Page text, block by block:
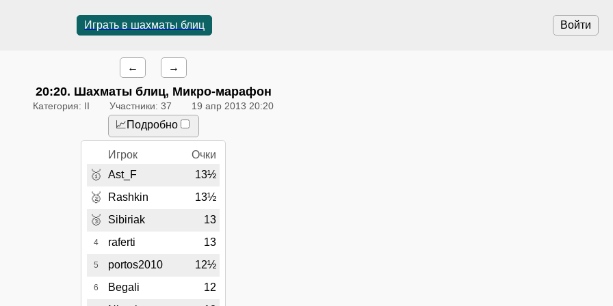
Войти
Играть в шахматы блиц
← →
20:20. Шахматы блиц, Микро-марафон
Категория: II Участники: 37 19 апр 2013 20:20
📈Подробно
Игрок Очки
🥇 Ast_F 13½
🥈 Rashkin 13½
🥉 Sibiriak 13
4 raferti 13
5 portos2010 12½
6 Begali 12